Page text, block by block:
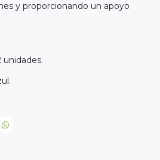
y proporcionando un apoyo
unidades.